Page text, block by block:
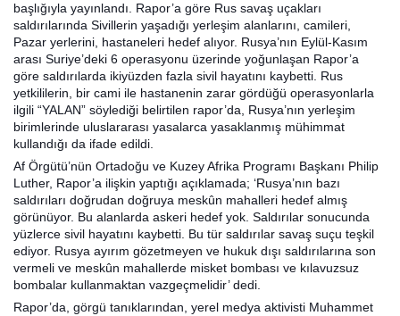
başlığıyla yayınlandı. Rapor’a göre Rus savaş uçakları
saldırılarında Sivillerin yaşadığı yerleşim alanlarını, camileri,
Pazar yerlerini, hastaneleri hedef alıyor. Rusya’nın Eylül-Kasım
arası Suriye’deki 6 operasyonu üzerinde yoğunlaşan Rapor’a
göre saldırılarda ikiyüzden fazla sivil hayatını kaybetti. Rus
yetkililerin, bir cami ile hastanenin zarar gördüğü operasyonlarla
ilgili “YALAN” söylediği belirtilen rapor’da, Rusya’nın yerleşim
birimlerinde uluslararası yasalarca yasaklanmış mühimmat
kullandığı da ifade edildi.
Af Örgütü’nün Ortadoğu ve Kuzey Afrika Programı Başkanı Philip
Luther, Rapor’a ilişkin yaptığı açıklamada; ‘Rusya’nın bazı
saldırıları doğrudan doğruya meskûn mahalleri hedef almış
görünüyor. Bu alanlarda askeri hedef yok. Saldırılar sonucunda
yüzlerce sivil hayatını kaybetti. Bu tür saldırılar savaş suçu teşkil
ediyor. Rusya ayırım gözetmeyen ve hukuk dışı saldırılarına son
vermeli ve meskûn mahallerde misket bombası ve kılavuzsuz
bombalar kullanmaktan vazgeçmelidir’ dedi.
Rapor’da, görgü tanıklarından, yerel medya aktivisti Muhammet